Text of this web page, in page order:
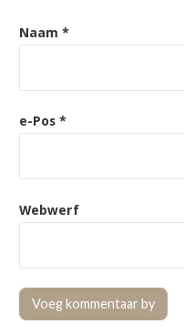
Naam *
e-Pos *
Webwerf